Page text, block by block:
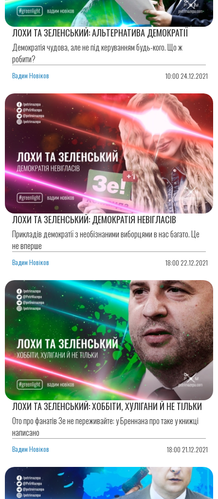
ЛОХИ ТА ЗЕЛЕНСЬКИЙ: АЛЬТЕРНАТИВА ДЕМОКРАТІЇ
Демократія чудова, але не під керуванням будь-кого. Що ж
робити?
Вадим Новіков 10:00 24.12.2021
ЛОХИ ТА ЗЕЛЕНСЬКИЙ: ДЕМОКРАТІЯ НЕВІГЛАСІВ
Прикладів демократії з необізнаними виборцями в нас багато. Це
не вперше
Вадим Новіков 18:00 22.12.2021
ЛОХИ ТА ЗЕЛЕНСЬКИЙ: ХОББІТИ, ХУЛІГАНИ Й НЕ ТІЛЬКИ
Ото про фанатів Зе не переживайте: у Бреннана про таке у книжці
написано
Вадим Новіков 18:00 21.12.2021